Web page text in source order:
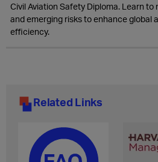
Civil Aviation Safety Diploma. Learn to
and emerging risks to enhance global
efficiency.
Related Links